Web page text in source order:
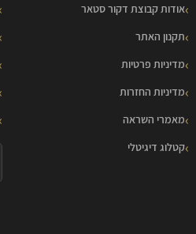
אודות קבוצת דקור סטאר
תקנון האתר
מדיניות פרטיות
מדיניות החזרות
מאמרי השראה
קטלוג דיגיטלי